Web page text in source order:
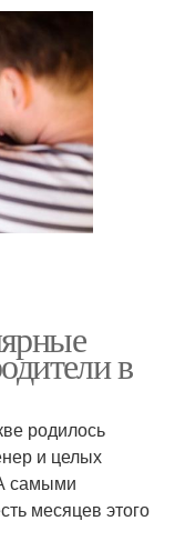
в
родилось
и целых
самыми
месяцев этого